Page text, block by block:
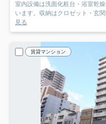
室内設備は洗面化粧台・浴室乾
います。収納はクロゼット・玄
見る
賃貸マンション